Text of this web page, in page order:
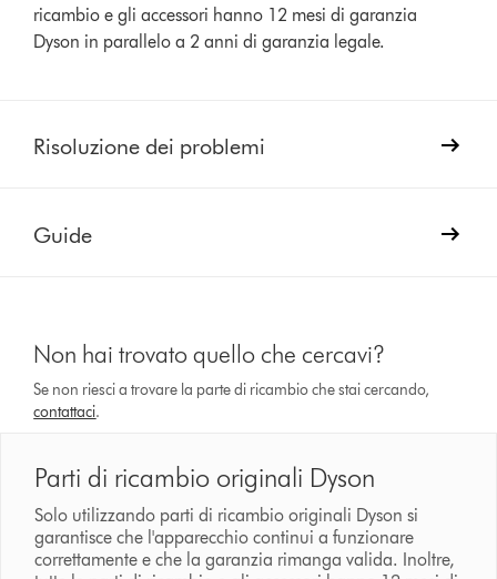
ricambio e gli accessori hanno 12 mesi di garanzia
Dyson in parallelo a 2 anni di garanzia legale.
Risoluzione dei problemi
Guide
Non hai trovato quello che cercavi?
Se non riesci a trovare la parte di ricambio che stai cercando,
contattaci.
Parti di ricambio originali Dyson
Solo utilizzando parti di ricambio originali Dyson si
garantisce che l'apparecchio continui a funzionare
correttamente e che la garanzia rimanga valida. Inoltre,